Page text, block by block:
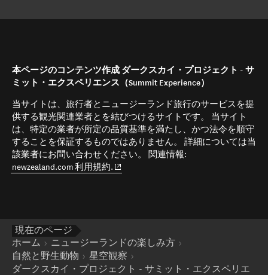
本ページのコンテンツ作成 ダークスカイ・プロジェクト - サ
ミット・エクスペリエンス（Summit Experience）
当サイトは、旅行者とニュージーランド旅行のサービスを提
供する観光関連業者とを結びつけるサイトです。 当サイト
は、特定の業者が所定の品質基準を満たし、かつ法令を順守
することを保証するものではありません。 詳細については当
該業者にお問い合わせください。 関連情報:
newzealand.com 利用規約. (opens in new window)
現在のページ
ホーム
ニュージーランドの楽しみ方
自然と野生動物
星空観察
ダークスカイ・プロジェクト - サミット・エクスペリエ